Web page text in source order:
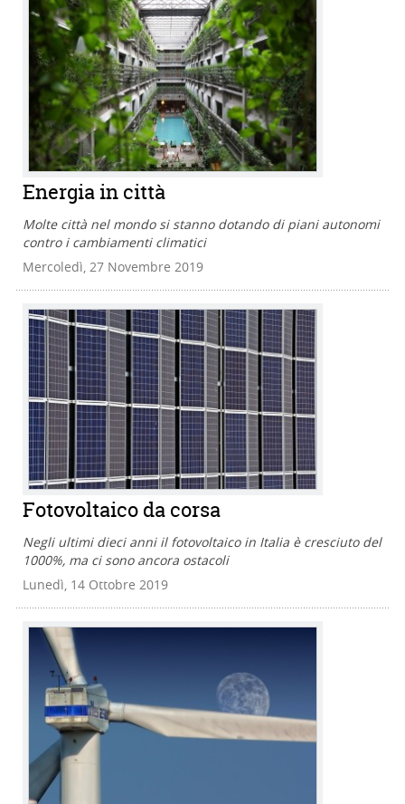
Energia in città
Molte città nel mondo si stanno dotando di piani autonomi
contro i cambiamenti climatici
Mercoledì, 27 Novembre 2019
Fotovoltaico da corsa
Negli ultimi dieci anni il fotovoltaico in Italia è cresciuto del
1000%, ma ci sono ancora ostacoli
Lunedì, 14 Ottobre 2019